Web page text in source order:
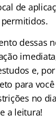
de
dessas
e,
para
no
a leitura!